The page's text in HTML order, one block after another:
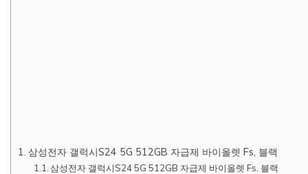
삼성전자 갤럭시S24 5G 512GB 자급제 바이올렛 Fs, 블랙
삼성전자 갤럭시S24 5G 512GB 자급제 바이올렛 Fs, 블랙